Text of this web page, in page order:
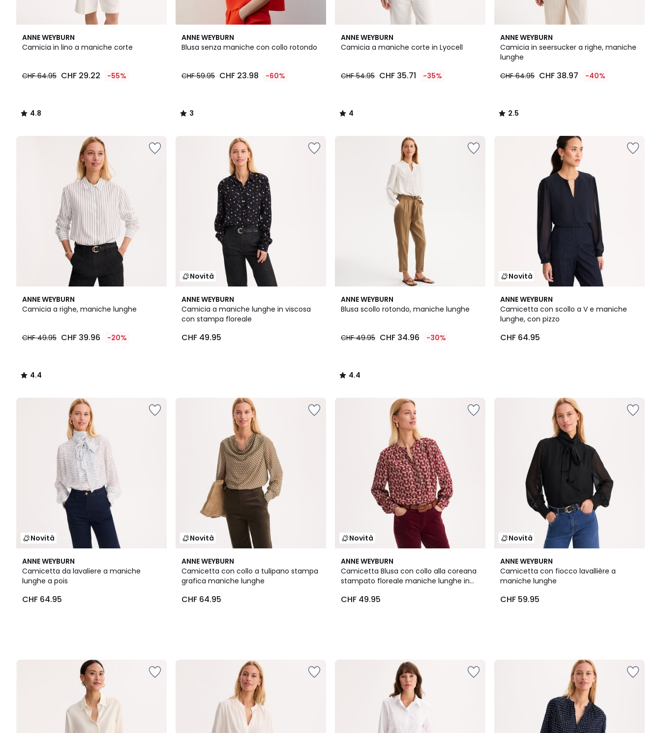
ANNE WEYBURN
Camicia in lino a maniche corte
29.22
64.95
CHF 64.95 CHF 29.22 -55%
4.8
/ 5
4.8
/
ANNE WEYBURN
Blusa senza maniche con collo rotondo
CHF 59.95 CHF 23.98 -60%
3
/
3
/
ANNE WEYBURN
Camicia a maniche corte in Lyocell
CHF 54.95 CHF 35.71 -35%
4
/
4
/
ANNE WEYBURN
Camicia in seersucker a righe, maniche
lunghe
CHF 64.95 CHF 38.97 -40%
2.5
/ 5
2.5
/
ANNE WEYBURN
Camicia a righe, maniche lunghe
CHF 49.95 CHF 39.96 -20%
4.4
/ 5
4.4
/
Novità
ANNE WEYBURN
Camicia a maniche lunghe in viscosa
con stampa floreale
CHF 49.95
ANNE WEYBURN
Blusa scollo rotondo, maniche lunghe
CHF 49.95 CHF 34.96 -30%
4.4
/ 5
4.4
/
Novità
ANNE WEYBURN
Camicetta con scollo a V e maniche
lunghe, con pizzo
CHF 64.95
Novità
ANNE WEYBURN
Camicetta da lavaliere a maniche
lunghe a pois
CHF 64.95
Novità
ANNE WEYBURN
Camicetta con collo a tulipano stampa
grafica maniche lunghe
CHF 64.95
Novità
ANNE WEYBURN
Camicetta Blusa con collo alla coreana
stampato floreale maniche lunghe in
CHF 49.95
Novità
ANNE WEYBURN
Camicetta con fiocco lavallière a
maniche lunghe
CHF 59.95